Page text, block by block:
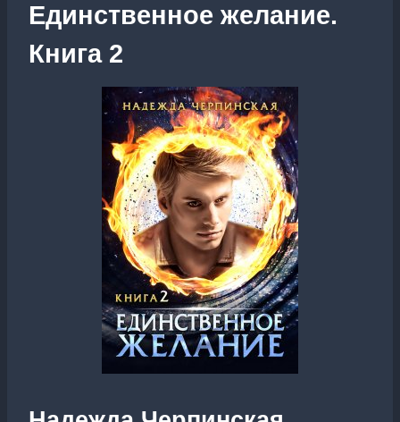
Единственное желание.
Книга 2